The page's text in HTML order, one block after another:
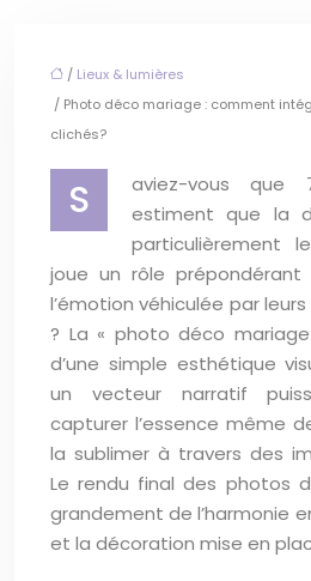
/ Lieux & lumières
/ Photo déco mariage : comment
clichés?
S
aviez-vous que
estiment que la
particulièrement
joue un rôle
l’émotion véhiculée par
? La « photo déco
d’une simple esthétique
un vecteur narratif
capturer l’essence même
la sublimer à travers des
Le rendu final des photos
grandement de l’harmonie
et la décoration mise en